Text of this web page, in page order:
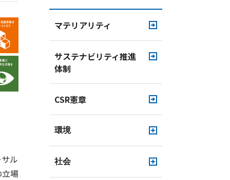
ル
場
マテリアリティ
サステナビリティ推進
体制
CSR憲章
環境
社会